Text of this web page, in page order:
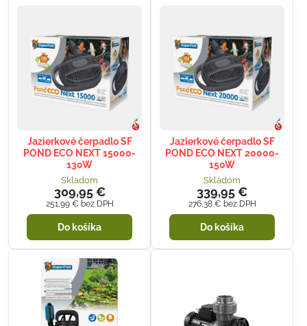
Jazierkové čerpadlo SF
POND ECO NEXT 15000-
130W
Skladom
309,95 €
251,99 € bez DPH
Do košíka
Jazierkové čerpadlo SF
POND ECO NEXT 20000-
150W
Skladom
339,95 €
276,38 € bez DPH
Do košíka